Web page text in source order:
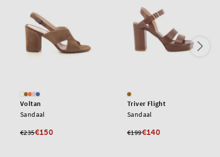
Voltan
Sandaal
€235€150
Triver Flight
Sandaal
€199€140